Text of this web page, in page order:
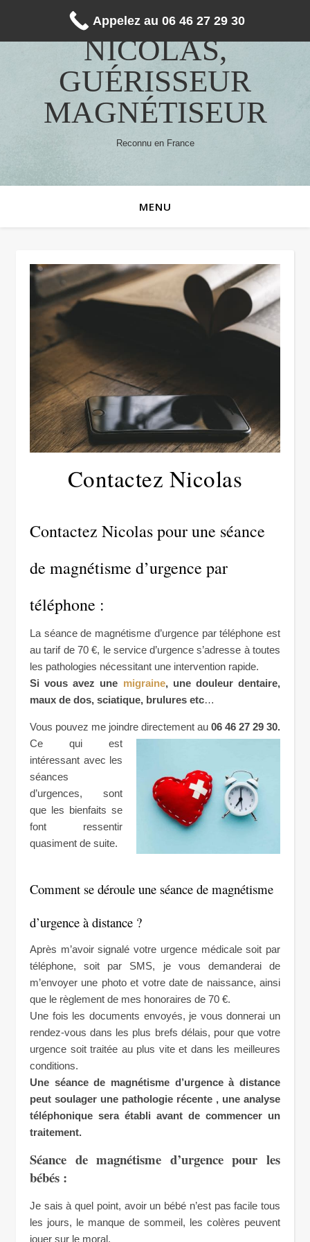
NICOLAS,
GUÉRISSEUR
MAGNÉTISEUR
Reconnu en France
MENU
Contactez Nicolas
Contactez Nicolas pour une séance
de magnétisme d’urgence par
téléphone :
La séance de magnétisme d’urgence par téléphone est
au tarif de 70 €, le service d’urgence s’adresse à toutes
les pathologies nécessitant une intervention rapide.
Si vous avez une migraine, une douleur dentaire,
maux de dos, sciatique, brulures etc…
Vous pouvez me joindre directement au 06 46 27 29 30.
Ce qui est
intéressant avec les
séances
d’urgences, sont
que les bienfaits se
font ressentir
quasiment de suite.
Comment se déroule une séance de magnétisme
d’urgence à distance ?
Après m’avoir signalé votre urgence médicale soit par
téléphone, soit par SMS, je vous demanderai de
m’envoyer une photo et votre date de naissance, ainsi
que le règlement de mes honoraires de 70 €.
Une fois les documents envoyés, je vous donnerai un
rendez-vous dans les plus brefs délais, pour que votre
urgence soit traitée au plus vite et dans les meilleures
conditions.
Une séance de magnétisme d’urgence à distance
peut soulager une pathologie récente , une analyse
téléphonique sera établi avant de commencer un
traitement.
Séance de magnétisme d’urgence pour les
bébés :
Je sais à quel point, avoir un bébé n’est pas facile tous
les jours, le manque de sommeil, les colères peuvent
jouer sur le moral.
Appelez au 06 46 27 29 30